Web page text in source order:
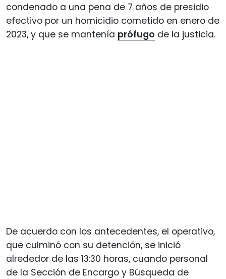
condenado a una pena de 7 años de presidio
efectivo por un homicidio cometido en enero de
2023, y que se mantenía prófugo de la justicia.
De acuerdo con los antecedentes, el operativo,
que culminó con su detención, se inició
alrededor de las 13:30 horas, cuando personal
de la Sección de Encargo y Búsqueda de